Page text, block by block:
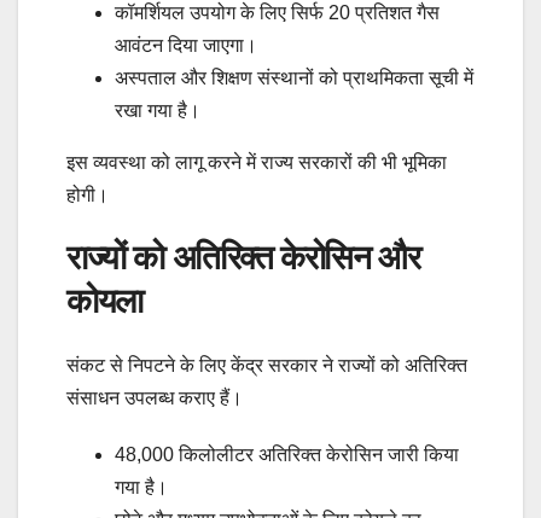
कॉमर्शियल उपयोग के लिए सिर्फ 20 प्रतिशत गैस
आवंटन दिया जाएगा।
अस्पताल और शिक्षण संस्थानों को प्राथमिकता सूची में
रखा गया है।
इस व्यवस्था को लागू करने में राज्य सरकारों की भी भूमिका
होगी।
राज्यों को अतिरिक्त केरोसिन और
कोयला
संकट से निपटने के लिए केंद्र सरकार ने राज्यों को अतिरिक्त
संसाधन उपलब्ध कराए हैं।
48,000 किलोलीटर अतिरिक्त केरोसिन जारी किया
गया है।